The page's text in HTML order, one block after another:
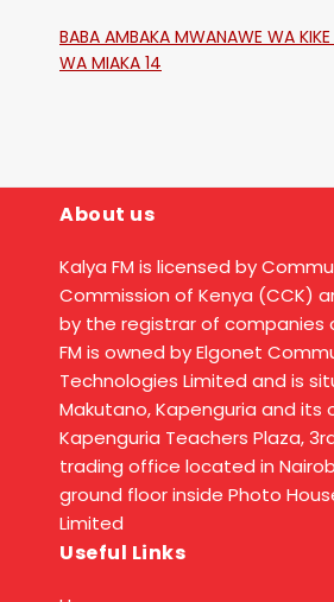
BABA AMBAKA MWANAWE WA
WA MIAKA 14
About us
Kalya FM is licensed by
Commission of Kenya (CCK)
by the registrar of companies
FM is owned by Elgonet
Technologies Limited and is
Makutano, Kapenguria and its
Kapenguria Teachers Plaza,
trading office located in
ground floor inside Photo
Limited
Useful Links